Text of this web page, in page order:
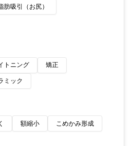
肪吸引（お尻）
トニング 矯正
ミック
額縮小 こめかみ形成